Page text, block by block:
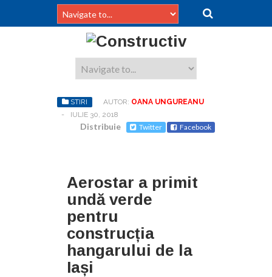
STIRI AUTOR: OANA UNGUREANU
-
IULIE 30, 2018
Distribuie Twitter Facebook
Aerostar a primit
undă verde
pentru
construcția
hangarului de la
Iași